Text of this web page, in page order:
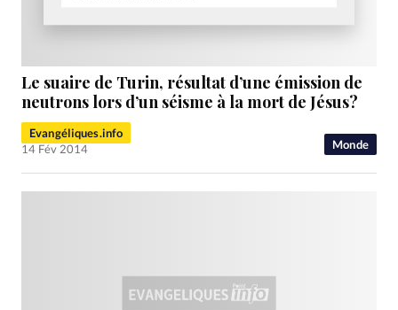
Monde
Le suaire de Turin, résultat d’une émission de
neutrons lors d’un séisme à la mort de Jésus?
Evangéliques.info
14 Fév 2014